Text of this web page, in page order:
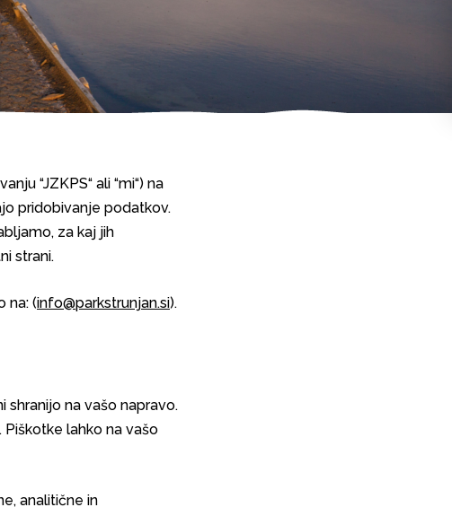
“JZKPS“ ali “mi“) na
pridobivanje podatkov.
za kaj jih
strani.
na: (info@parkstrunjan.si).
shranijo na vašo napravo.
lahko na vašo
analitične in